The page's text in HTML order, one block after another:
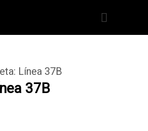
Línea 37B
37B